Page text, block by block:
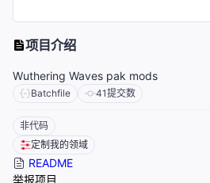
项目介绍
Wuthering Waves pak mods
Batchfile 41提交数
非代码
定制我的领域
README
举报项目